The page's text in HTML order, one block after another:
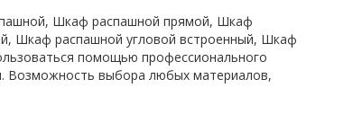
Шкаф распашной прямой, Шкаф
Шкаф распашной угловой встроенный, Шкаф
помощью профессионального
Возможность выбора любых материалов,